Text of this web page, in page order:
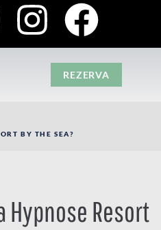
REZERVA
BY THE SEA?
Hypnose Resort